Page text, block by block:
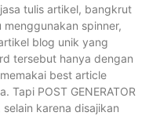
tulis artikel, bangkrut
spinner,
blog unik yang
tersebut hanya dengan
best article
Tapi POST GENERATOR
karena disajikan